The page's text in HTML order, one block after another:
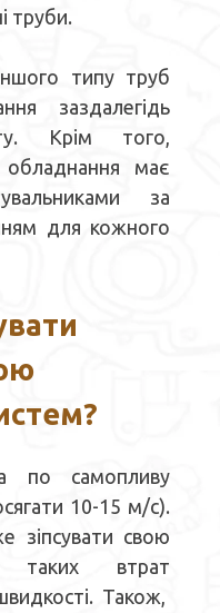
труби.
типу труб
заздалегідь
Крім того,
обладнання
має
за
для кожного
по самопливу
10-15 м/с).
зіпсувати свою
таких втрат
. Також,